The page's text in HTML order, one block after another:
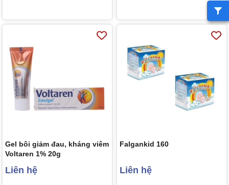
Gel bôi giảm đau, kháng viêm
Voltaren 1% 20g
Liên hệ
Falgankid 160
Liên hệ